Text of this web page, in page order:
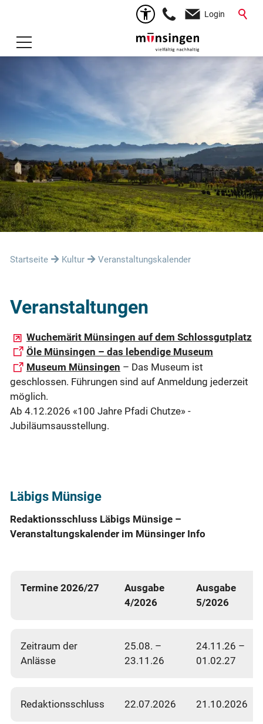
Login
Startseite Kultur Veranstaltungskalender
Veranstaltungen
Wuchemärit Münsingen auf dem Schlossgutplatz
Öle Münsingen – das lebendige Museum
Museum Münsingen – Das Museum ist
geschlossen. Führungen sind auf Anmeldung jederzeit
möglich.
Ab 4.12.2026 «100 Jahre Pfadi Chutze» -
Jubiläumsausstellung.
Läbigs Münsige
Redaktionsschluss Läbigs Münsige –
Veranstaltungskalender im Münsinger Info
Termine 2026/27
Ausgabe
4/2026
Ausgabe
5/2026
Zeitraum der
Anlässe
25.08. –
23.11.26
24.11.26 –
01.02.27
Redaktionsschluss 22.07.2026 21.10.2026